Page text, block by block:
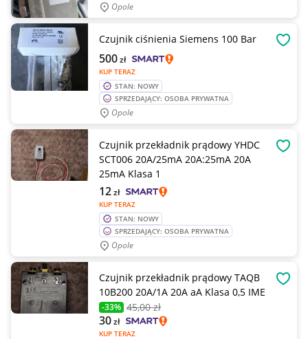
Opole
Czujnik ciśnienia Siemens 100 Bar
KUP TERAZ
500zł
STAN: NOWY
SPRZEDAJĄCY: OSOBA PRYWATNA
Opole
Czujnik przekładnik prądowy YHDC
SCT006 20A/25mA 20A:25mA 20A
25mA Klasa 1
KUP TERAZ
12zł
STAN: NOWY
SPRZEDAJĄCY: OSOBA PRYWATNA
Opole
Czujnik przekładnik prądowy TAQB
10B200 20A/1A 20A aA Klasa 0,5 IME
-33% 45,00 zł
KUP TERAZ
30zł